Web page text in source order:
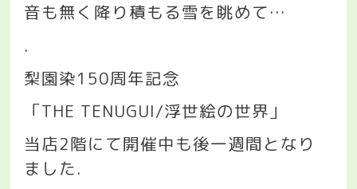
音も無く降り積もる雪を眺めて…
.
梨園染150周年記念
「THE TENUGUI/浮世絵の世界」
当店2階にて開催中も後一週間となり
ました.